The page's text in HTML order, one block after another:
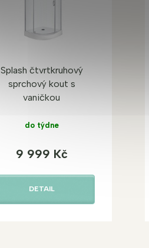
Splash čtvrtkruhový
sprchový kout s
vaničkou
do týdne
9 999 Kč
DETAIL